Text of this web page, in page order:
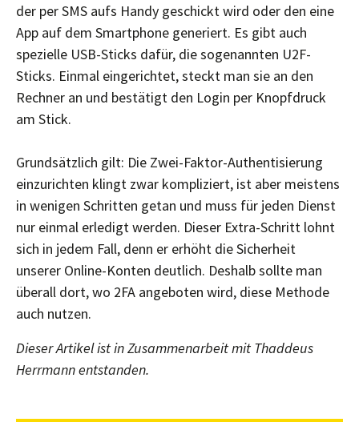
der per SMS aufs Handy geschickt wird oder den eine
App auf dem Smartphone generiert. Es gibt auch
spezielle USB-Sticks dafür, die sogenannten U2F-
Sticks. Einmal eingerichtet, steckt man sie an den
Rechner an und bestätigt den Login per Knopfdruck
am Stick.
Grundsätzlich gilt: Die Zwei-Faktor-Authentisierung
einzurichten klingt zwar kompliziert, ist aber meistens
in wenigen Schritten getan und muss für jeden Dienst
nur einmal erledigt werden. Dieser Extra-Schritt lohnt
sich in jedem Fall, denn er erhöht die Sicherheit
unserer Online-Konten deutlich. Deshalb sollte man
überall dort, wo 2FA angeboten wird, diese Methode
auch nutzen.
Dieser Artikel ist in Zusammenarbeit mit Thaddeus
Herrmann entstanden.